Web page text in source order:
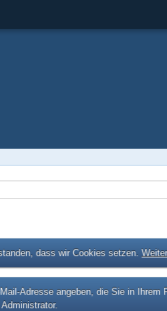
dass wir Cookies setzen.
Adresse angeben, die Sie in